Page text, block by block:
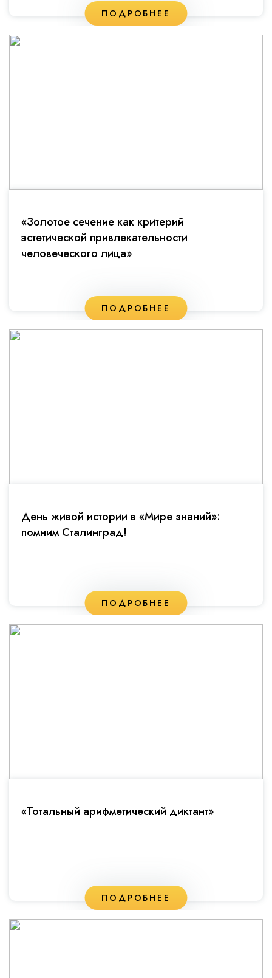
ПОДРОБНЕЕ
«Золотое сечение как критерий
эстетической привлекательности
человеческого лица»
ПОДРОБНЕЕ
День живой истории в «Мире знаний»:
помним Сталинград!
ПОДРОБНЕЕ
«Тотальный арифметический диктант»
ПОДРОБНЕЕ